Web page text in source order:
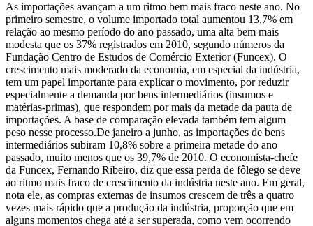
As importações avançam a um ritmo bem mais fraco neste ano. No
primeiro semestre, o volume importado total aumentou 13,7% em
relação ao mesmo período do ano passado, uma alta bem mais
modesta que os 37% registrados em 2010, segundo números da
Fundação Centro de Estudos de Comércio Exterior (Funcex). O
crescimento mais moderado da economia, em especial da indústria,
tem um papel importante para explicar o movimento, por reduzir
especialmente a demanda por bens intermediários (insumos e
matérias-primas), que respondem por mais da metade da pauta de
importações. A base de comparação elevada também tem algum
peso nesse processo.De janeiro a junho, as importações de bens
intermediários subiram 10,8% sobre a primeira metade do ano
passado, muito menos que os 39,7% de 2010. O economista-chefe
da Funcex, Fernando Ribeiro, diz que essa perda de fôlego se deve
ao ritmo mais fraco de crescimento da indústria neste ano. Em geral,
nota ele, as compras externas de insumos crescem de três a quatro
vezes mais rápido que a produção da indústria, proporção que em
alguns momentos chega até a ser superada, como vem ocorrendo